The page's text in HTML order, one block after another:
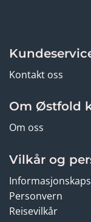
Kontakt oss
Om Østfold
Om oss
Vilkår og
Personvern
Reisevilkår